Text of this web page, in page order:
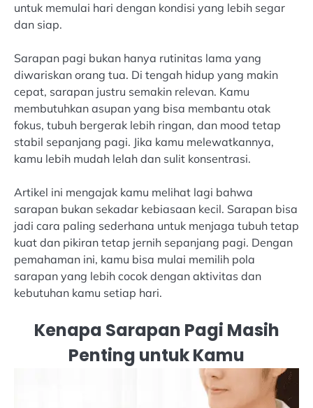
untuk memulai hari dengan kondisi yang lebih segar
dan siap.
Sarapan pagi bukan hanya rutinitas lama yang
diwariskan orang tua. Di tengah hidup yang makin
cepat, sarapan justru semakin relevan. Kamu
membutuhkan asupan yang bisa membantu otak
fokus, tubuh bergerak lebih ringan, dan mood tetap
stabil sepanjang pagi. Jika kamu melewatkannya,
kamu lebih mudah lelah dan sulit konsentrasi.
Artikel ini mengajak kamu melihat lagi bahwa
sarapan bukan sekadar kebiasaan kecil. Sarapan bisa
jadi cara paling sederhana untuk menjaga tubuh tetap
kuat dan pikiran tetap jernih sepanjang pagi. Dengan
pemahaman ini, kamu bisa mulai memilih pola
sarapan yang lebih cocok dengan aktivitas dan
kebutuhan kamu setiap hari.
Kenapa Sarapan Pagi Masih
Penting untuk Kamu